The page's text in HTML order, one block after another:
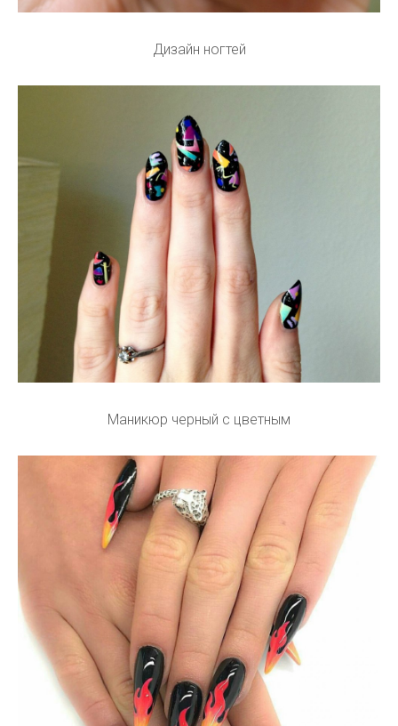
Дизайн ногтей
Маникюр черный с цветным